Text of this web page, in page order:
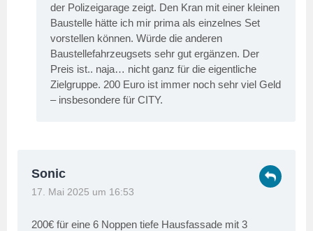
der Polizeigarage zeigt. Den Kran mit einer kleinen
Baustelle hätte ich mir prima als einzelnes Set
vorstellen können. Würde die anderen
Baustellefahrzeugsets sehr gut ergänzen. Der
Preis ist.. naja… nicht ganz für die eigentliche
Zielgruppe. 200 Euro ist immer noch sehr viel Geld
– insbesondere für CITY.
Sonic
17. Mai 2025 um 16:53
200€ für eine 6 Noppen tiefe Hausfassade mit 3